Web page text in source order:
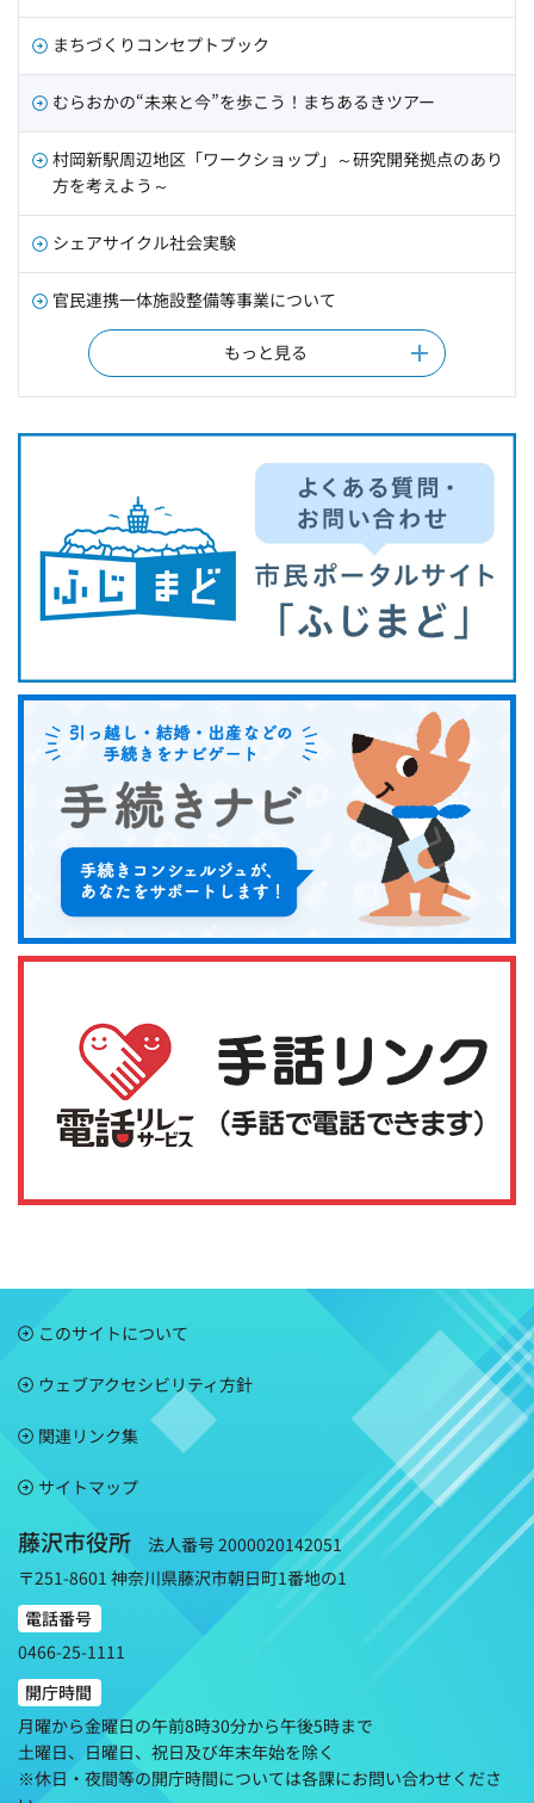
まちづくりコンセプトブック
むらおかの“未来と今”を歩こう！まちあるきツアー
村岡新駅周辺地区「ワークショップ」～研究開発拠点のあり
方を考えよう～
シェアサイクル社会実験
官民連携一体施設整備等事業について
もっと見る
このサイトについて
ウェブアクセシビリティ方針
関連リンク集
サイトマップ
藤沢市役所
法人番号 2000020142051
〒251-8601 神奈川県藤沢市朝日町1番地の1
電話番号
0466-25-1111
開庁時間
月曜から金曜日の午前8時30分から午後5時まで
土曜日、日曜日、祝日及び年末年始を除く
※休日・夜間等の開庁時間については各課にお問い合わせくださ